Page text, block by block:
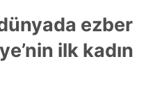
ezber
ilk kadın